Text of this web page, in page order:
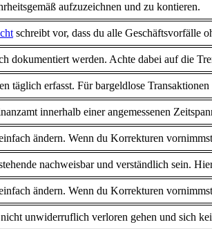
aufzuzeichnen und zu kontieren.
schreibt vor, dass du alle Geschäftsvorfälle
dokumentiert werden. Achte dabei auf die
täglich erfasst. Für bargeldlose
innerhalb einer angemessenen
ändern. Wenn du Korrekturen
nachweisbar und verständlich sein.
ändern. Wenn du Korrekturen
unwiderruflich verloren gehen und sich